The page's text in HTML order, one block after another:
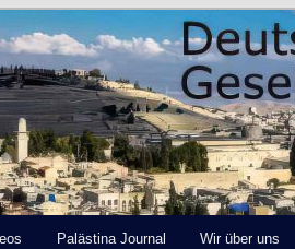
Palästina Journal Wir über uns